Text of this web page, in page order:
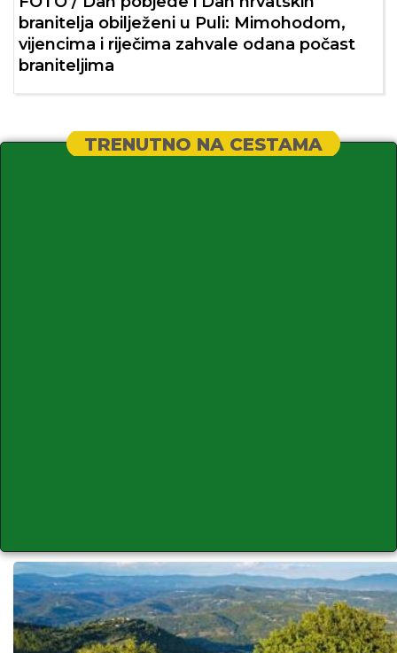
branitelja obilježeni u Puli: Mimohodom,
vijencima i riječima zahvale odana počast
braniteljima
TRENUTNO NA CESTAMA